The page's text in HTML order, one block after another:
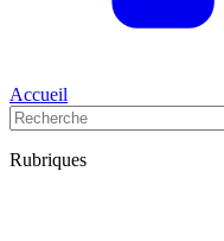
Accueil
Rubriques